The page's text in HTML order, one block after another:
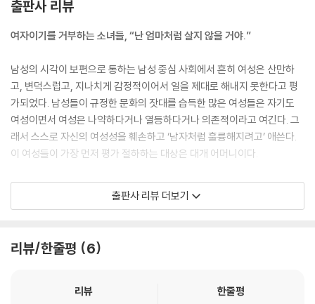
잃어버린 나의 조각들을 찾아서
딸을 잃은 어머니의 슬픔
암흑의 어머니 만나기
자기 치유의 순간
7장 여신, 돌아오다
내 안의 어린아이 만나기
신성한 여자는 왜 요부가 되었나?
자기 학대, 몸을 거부하는 여자들
슬픔과 무력감을 억누르는 여자들
내면의 슬픔 마주하기
출판사 리뷰
여자이기를 거부하는 소녀들, “난 엄마처럼 살지 않을 거야.”
남성의 시각이 보편으로 통하는 남성 중심 사회에서 흔히 여성은 산만하
고, 변덕스럽고, 지나치게 감정적이어서 일을 제대로 해내지 못한다고 평
가되었다. 남성들이 규정한 문화의 잣대를 습득한 많은 여성들은 자기도
여성이면서 여성은 나약하다거나 열등하다거나 의존적이라고 여긴다. 그
래서 스스로 자신의 여성성을 훼손하고 ‘남자처럼 훌륭해지려고’ 애쓴다.
이 여성들이 가장 먼저 평가 절하하는 대상은 대개 어머니이다.
어린 여자아이는 어머니를 보고서 여성이 된다는 것이 무엇을 의미하는지
배우기 시작한다. 만일 어머니가 무력하다면 딸은 여성이 되는 것을 수치
일이 일어나건’ 너무 쉽게, 너무 수동적으로 받아들이는 것에 분노하며 산
─1장 딸들, 영웅의 길에 서다 · 57∼58쪽에서
출판사 리뷰 더보기
리뷰/한줄평 6
리뷰 한줄평